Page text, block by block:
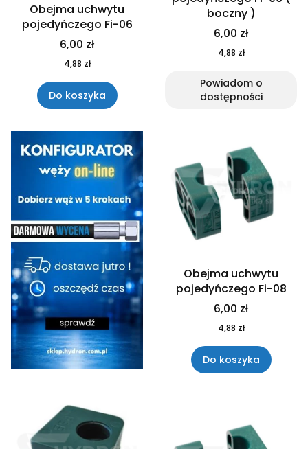
Obejma uchwytu
pojedyńczego Fi-06
6,00 zł
4,88 zł
Do koszyka
boczny )
6,00 zł
4,88 zł
Powiadom o
dostępności
Obejma uchwytu
pojedyńczego Fi-08
6,00 zł
4,88 zł
Do koszyka